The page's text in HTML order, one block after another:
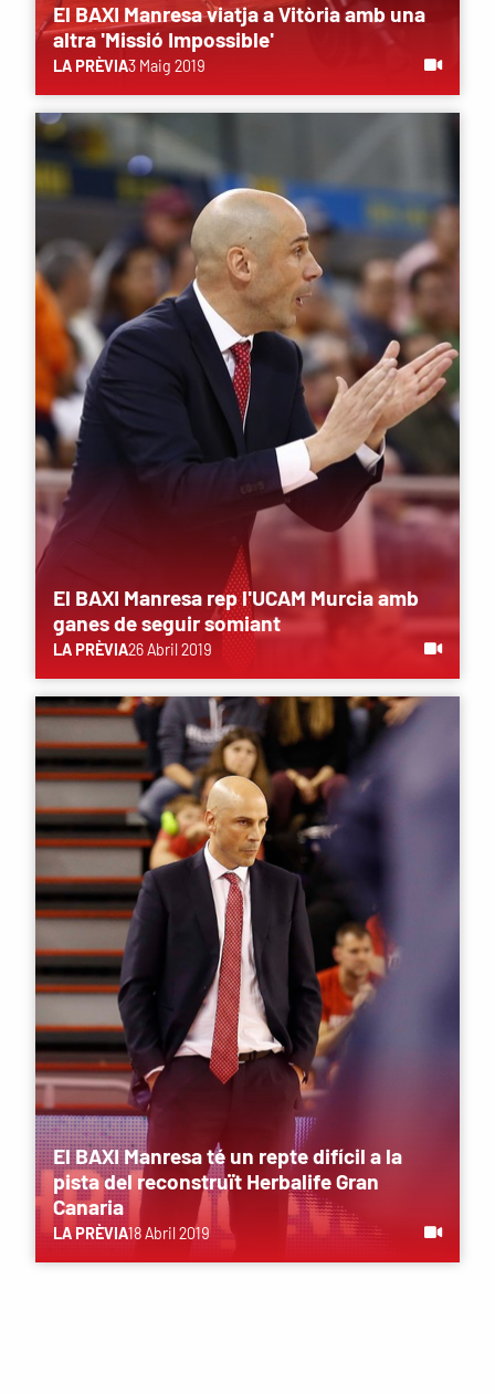
El BAXI Manresa viatja a Vitòria amb una
altra 'Missió Impossible'
LA PRÈVIA3 Maig 2019
El BAXI Manresa rep l'UCAM Murcia amb
ganes de seguir somiant
LA PRÈVIA26 Abril 2019
El BAXI Manresa té un repte difícil a la
pista del reconstruït Herbalife Gran
Canaria
LA PRÈVIA18 Abril 2019